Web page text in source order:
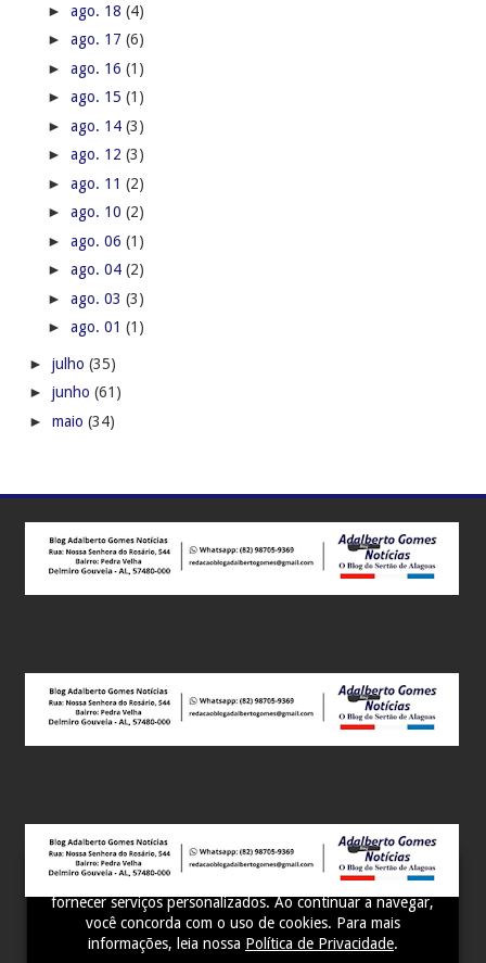
Este site utiliza cookies para melhorar sua experiência e
fornecer serviços personalizados. Ao continuar a navegar,
você concorda com o uso de cookies. Para mais
informações, leia nossa Política de Privacidade.
► ago. 18 (4)
► ago. 17 (6)
► ago. 16 (1)
► ago. 15 (1)
► ago. 14 (3)
► ago. 12 (3)
► ago. 11 (2)
► ago. 10 (2)
► ago. 06 (1)
► ago. 04 (2)
► ago. 03 (3)
► ago. 01 (1)
► julho (35)
► junho (61)
► maio (34)